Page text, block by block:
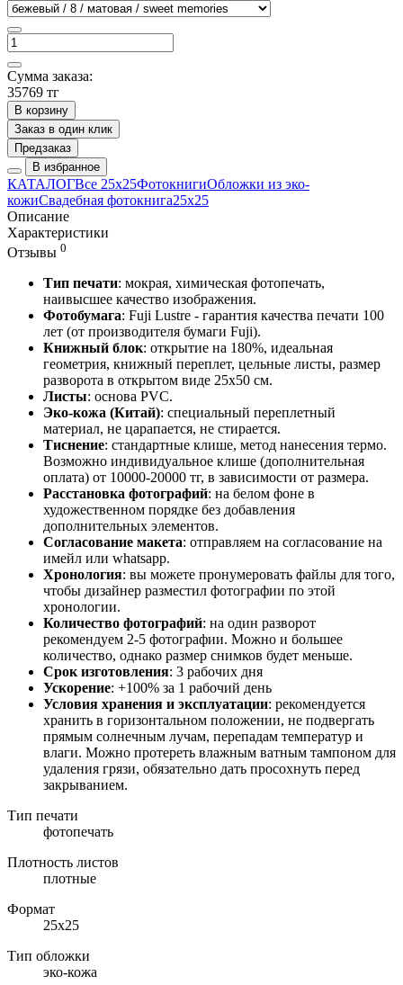
Сумма заказа:
35769 тг
В корзину
Заказ в один клик
Предзаказ
В избранное
КАТАЛОГВсе 25х25ФотокнигиОбложки из эко-
кожиСвадебная фотокнига25х25
Описание
Характеристики
Отзывы 0
Тип печати: мокрая, химическая фотопечать,
наивысшее качество изображения.
Фотобумага: Fuji Lustre - гарантия качества печати 100
лет (от производителя бумаги Fuji).
Книжный блок: открытие на 180%, идеальная
геометрия, книжный переплет, цельные листы, размер
разворота в открытом виде 25х50 см.
Листы: основа PVC.
Эко-кожа (Китай): специальный переплетный
материал, не царапается, не стирается.
Тиснение: стандартные клише, метод нанесения термо.
Возможно индивидуальное клише (дополнительная
оплата) от 10000-20000 тг, в зависимости от размера.
Расстановка фотографий: на белом фоне в
художественном порядке без добавления
дополнительных элементов.
Согласование макета: отправляем на согласование на
имейл или whatsaрp.
Хронология: вы можете пронумеровать файлы для того,
чтобы дизайнер разместил фотографии по этой
хронологии.
Количество фотографий: на один разворот
рекомендуем 2-5 фотографии. Можно и большее
количество, однако размер снимков будет меньше.
Срок изготовления: 3 рабочих дня
Ускорение: +100% за 1 рабочий день
Условия хранения и эксплуатации: рекомендуется
хранить в горизонтальном положении, не подвергать
прямым солнечным лучам, перепадам температур и
влаги. Можно протереть влажным ватным тампоном для
удаления грязи, обязательно дать просохнуть перед
закрыванием.
Тип печати
фотопечать
Плотность листов
плотные
Формат
25х25
Тип обложки
эко-кожа